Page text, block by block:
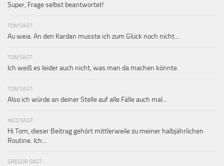
Super, Frage selbst beantwortet!
TOM SAGT:
Au weia. An den Kardan musste ich zum Glück noch nicht...
TOM SAGT:
Ich weiß es leider auch nicht, was man da machen könnte.
TOM SAGT:
Also ich würde an deiner Stelle auf alle Fälle auch mal...
NICO SAGT:
Hi Tom, dieser Beitrag gehört mittlerweile zu meiner halbjährlichen
Routine. Ich...
GREGOR SAGT: